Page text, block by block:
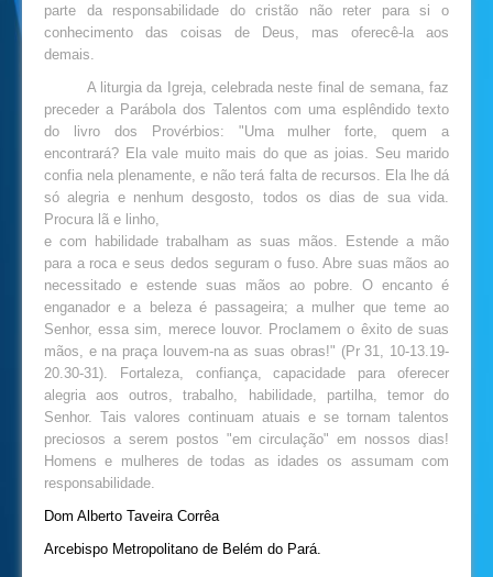
parte da responsabilidade do cristão não reter para si o
conhecimento das coisas de Deus, mas oferecê-la aos
demais.
A liturgia da Igreja, celebrada neste final de semana, faz
preceder a Parábola dos Talentos com uma esplêndido texto
do livro dos Provérbios: "Uma mulher forte, quem a
encontrará? Ela vale muito mais do que as joias. Seu marido
confia nela plenamente, e não terá falta de recursos. Ela lhe dá
só alegria e nenhum desgosto, todos os dias de sua vida.
Procura lã e linho,
e com habilidade trabalham as suas mãos. Estende a mão
para a roca e seus dedos seguram o fuso. Abre suas mãos ao
necessitado e estende suas mãos ao pobre. O encanto é
enganador e a beleza é passageira; a mulher que teme ao
Senhor, essa sim, merece louvor. Proclamem o êxito de suas
mãos, e na praça louvem-na as suas obras!" (Pr 31, 10-13.19-
20.30-31). Fortaleza, confiança, capacidade para oferecer
alegria aos outros, trabalho, habilidade, partilha, temor do
Senhor. Tais valores continuam atuais e se tornam talentos
preciosos a serem postos "em circulação" em nossos dias!
Homens e mulheres de todas as idades os assumam com
responsabilidade.
Dom Alberto Taveira Corrêa
Arcebispo Metropolitano de Belém do Pará.